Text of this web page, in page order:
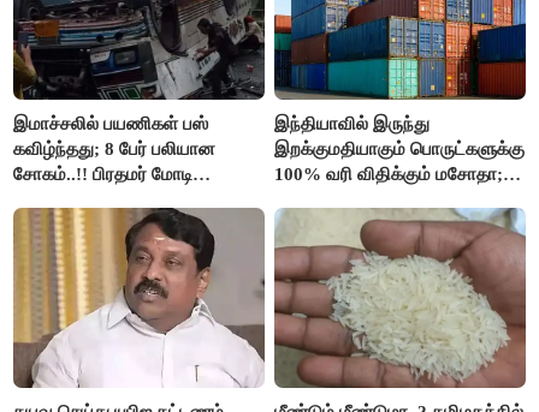
இமாச்சலில் பயணிகள் பஸ்
கவிழ்ந்தது; 8 பேர் பலியான
சோகம்..!! பிரதமர் மோடி
இந்தியாவில் இருந்து
இறக்குமதியாகும் பொருட்களுக்கு
100% வரி விதிக்கும் மசோதா;